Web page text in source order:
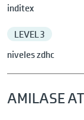
inditex
LEVEL 3
niveles zdhc
AMILASE